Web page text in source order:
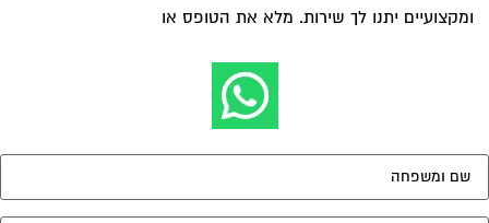
ומקצועיים יתנו לך שירות. מלא את הטופס אולחץ לשליחת הודעת